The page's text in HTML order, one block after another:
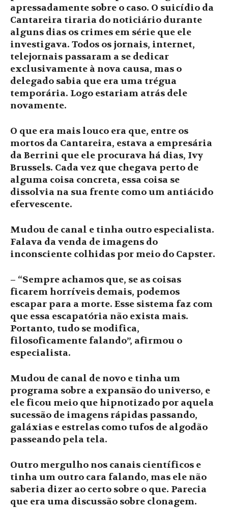
apressadamente sobre o caso. O suicídio da
Cantareira tiraria do noticiário durante
alguns dias os crimes em série que ele
investigava. Todos os jornais, internet,
telejornais passaram a se dedicar
exclusivamente à nova causa, mas o
delegado sabia que era uma trégua
temporária. Logo estariam atrás dele
novamente.
O que era mais louco era que, entre os
mortos da Cantareira, estava a empresária
da Berrini que ele procurava há dias, Ivy
Brussels. Cada vez que chegava perto de
alguma coisa concreta, essa coisa se
dissolvia na sua frente como um antiácido
efervescente.
Mudou de canal e tinha outro especialista.
Falava da venda de imagens do
inconsciente colhidas por meio do Capster.
– “Sempre achamos que, se as coisas
ficarem horríveis demais, podemos
escapar para a morte. Esse sistema faz com
que essa escapatória não exista mais.
Portanto, tudo se modifica,
filosoficamente falando”, afirmou o
especialista.
Mudou de canal de novo e tinha um
programa sobre a expansão do universo, e
ele ficou meio que hipnotizado por aquela
sucessão de imagens rápidas passando,
galáxias e estrelas como tufos de algodão
passeando pela tela.
Outro mergulho nos canais científicos e
tinha um outro cara falando, mas ele não
saberia dizer ao certo sobre o que. Parecia
que era uma discussão sobre clonagem.